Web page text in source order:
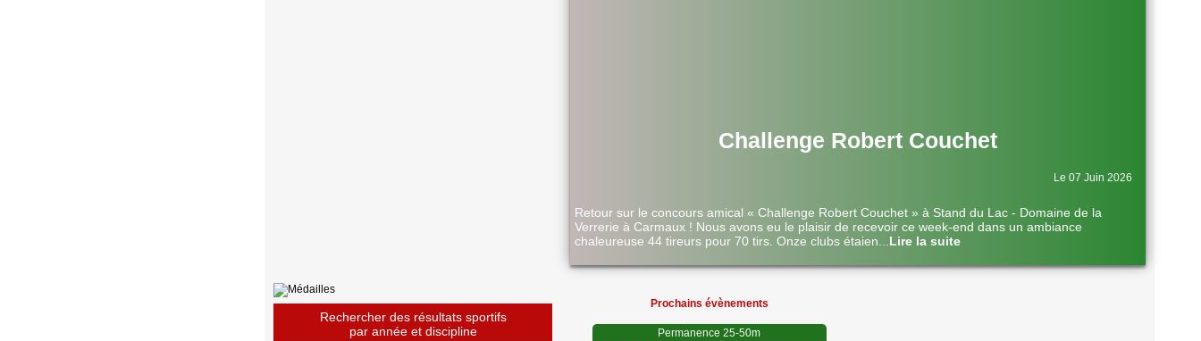
Challenge Robert Couchet
Le 07 Juin 2026
Retour sur le concours amical « Challenge Robert Couchet » à Stand du Lac - Domaine de la
Verrerie à Carmaux ! Nous avons eu le plaisir de recevoir ce week-end dans un ambiance
chaleureuse 44 tireurs pour 70 tirs. Onze clubs étaien
Lire la suite
Rechercher des résultats sportifs
par année et discipline
Prochains évènements
Permanence 25-50m